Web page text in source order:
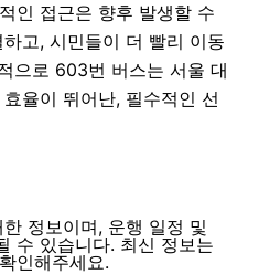
인 접근은 향후 발생할 수
고, 시민들이 더 빨리 이동
으로 603번 버스는 서울 대
율이 뛰어난, 필수적인 선
정보이며, 운행 일정 및
수 있습니다. 최신 정보는
인해주세요.